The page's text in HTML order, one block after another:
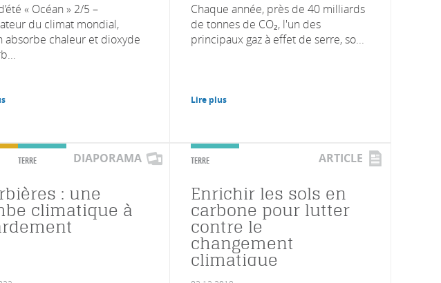
« Océan » 2/5 –
du climat mondial,
absorbe chaleur et dioxyde
Chaque année, près de 40 milliards
de tonnes de CO₂, l'un des
principaux gaz à effet de serre, so...
Lire plus
TERRE DIAPORAMA
: une
climatique à
TERRE ARTICLE
Enrichir les sols en
carbone pour lutter
contre le
changement
climatique